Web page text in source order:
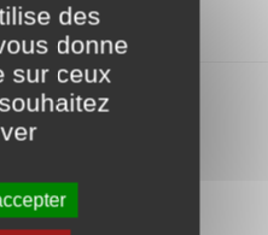
des
donne
sur ceux